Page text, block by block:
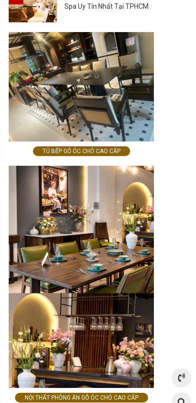
Spa Uy Tín Nhất Tại TPHCM
TỦ BẾP GỖ ÓC CHÓ CAO CẤP
NỘI THẤT PHÒNG ĂN GỖ ÓC CHÓ CAO CẤP